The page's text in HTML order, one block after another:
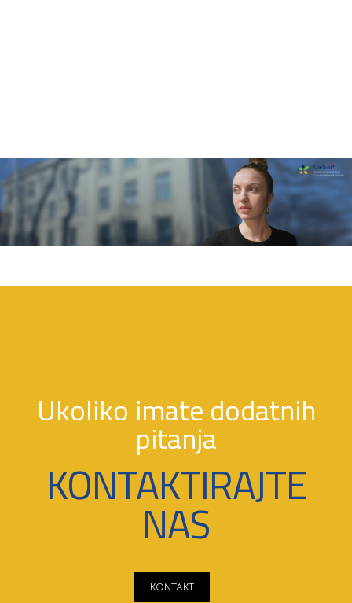
Ukoliko imate dodatnih
pitanja
KONTAKTIRAJTE
NAS
KONTAKT